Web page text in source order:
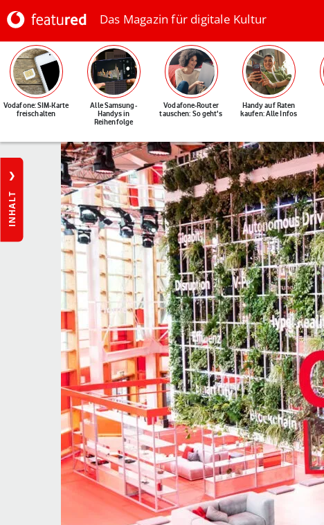
Das Magazin für digitale Kultur
Vodafone: SIM-Karte
freischalten
Alle Samsung-
Handys in
Reihenfolge
Vodafone-Router
tauschen: So geht's
Handy auf Raten
kaufen: Alle Infos
INHALT